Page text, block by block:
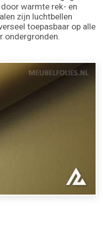
warmte rek- en
zijn luchtbellen
toepasbaar op alle
ondergronden.